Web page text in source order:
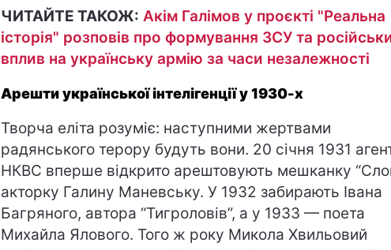
ЧИТАЙТЕ ТАКОЖ: Акім Галімов у проєкті "Реальна
історія" розповів про формування ЗСУ та
вплив на українську армію за часи незалежності
Арешти української інтелігенції у 1930-х
Творча еліта розуміє: наступними жертвами
радянського терору будуть вони. 20 січня 1931
НКВС вперше відкрито арештовують мешканку
акторку Галину Маневську. У 1932 забирають Івана
Багряного, автора “Тигроловів”, а у 1933 — поета
Михайла Ялового. Того ж року Микола Хвильовий